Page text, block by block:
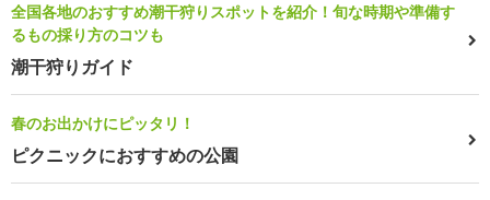
全国各地のおすすめ潮干狩りスポットを紹介！旬な時期や準備す
るもの採り方のコツも
潮干狩りガイド
春のお出かけにピッタリ！
ピクニックにおすすめの公園